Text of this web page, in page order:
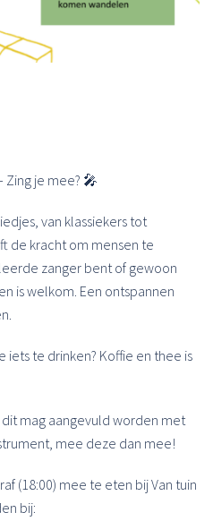
Zing je mee? 🎤
van klassiekers tot
de kracht om mensen te
zanger bent of gewoon
is welkom. Een ontspannen
iets te drinken? Koffie en thee is
mag aangevuld worden met
mee deze dan mee!
(18:00) mee te eten bij Van tuin
bij: